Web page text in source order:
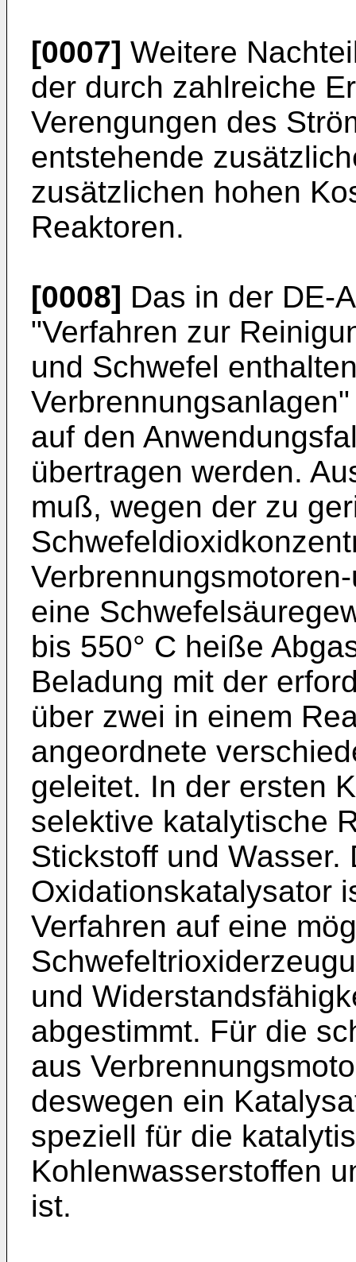
[0007] Weitere
der durch zahlreiche
Verengungen des
entstehende
zusätzlichen hohen
Reaktoren.
[0008] Das in der DE-
"Verfahren zur
und Schwefel
auf den
übertragen werden.
muß, wegen der zu
eine
bis 550° C heiße
Beladung mit der
über zwei in einem
angeordnete
geleitet. In der ersten
selektive katalytische
Stickstoff und Wasser.
Oxidationskatalysator
Verfahren auf eine
und
abgestimmt. Für die
aus
deswegen ein
speziell für die
Kohlenwasserstoffen
ist.